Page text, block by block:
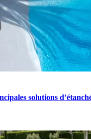
solutions